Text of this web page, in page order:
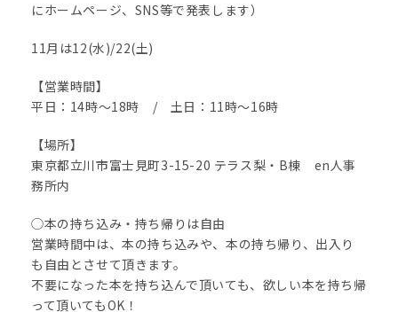
にホームページ、SNS等で発表します）
11月は12(水)/22(土)
【営業時間】
平日：14時〜18時 / 土日：11時〜16時
【場所】
東京都立川市富士見町3-15-20 テラス梨・B棟 en人事
務所内
◯本の持ち込み・持ち帰りは自由
営業時間中は、本の持ち込みや、本の持ち帰り、出入り
も自由とさせて頂きます。
不要になった本を持ち込んで頂いても、欲しい本を持ち帰
って頂いてもOK！